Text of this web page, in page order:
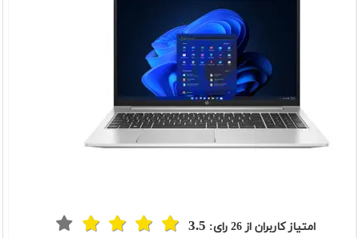
امتیاز کاربران از26 رای: 3.5